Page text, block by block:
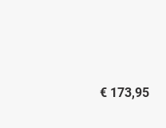
€ 173,95